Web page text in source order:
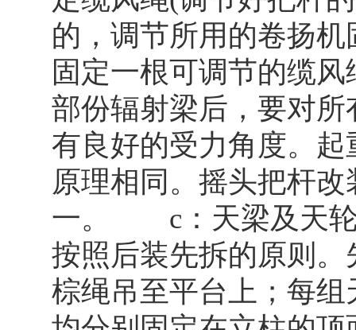
的，调节所用的卷扬
固定一根可调节的缆
部份辐射梁后，要对
有良好的受力角度。
原理相同。摇头把杆
一。 c：天梁及天轮
按照后装先拆的原则
棕绳吊至平台上；每